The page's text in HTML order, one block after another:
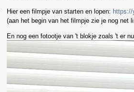
Hier een filmpje van starten en lopen: https://
(aan het begin van het filmpje zie je nog net
En nog een fotootje van 't blokje zoals 't er